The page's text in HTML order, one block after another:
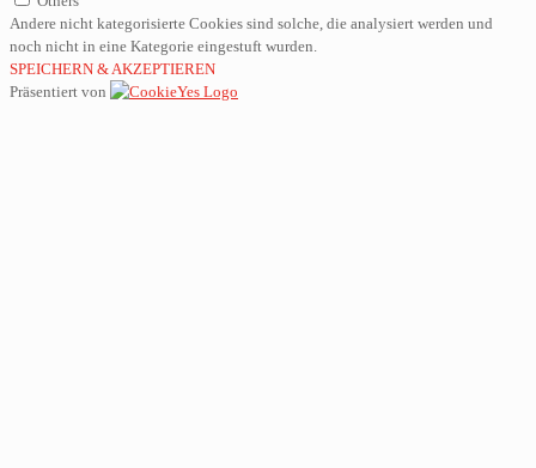
Andere nicht kategorisierte Cookies sind solche, die analysiert werden und
noch nicht in eine Kategorie eingestuft wurden.
SPEICHERN & AKZEPTIEREN
Präsentiert von